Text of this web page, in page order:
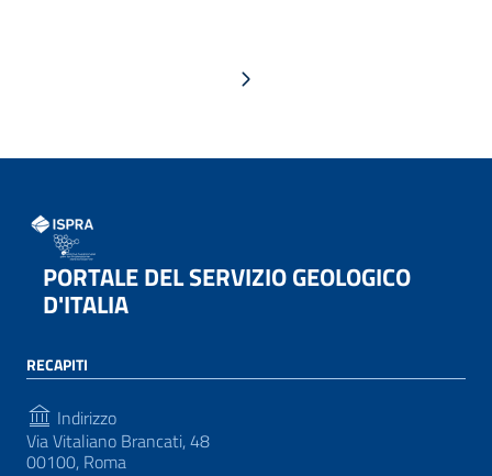
Pagina successiva
PORTALE DEL SERVIZIO GEOLOGICO
D'ITALIA
RECAPITI
Indirizzo
Via Vitaliano Brancati, 48
00100, Roma